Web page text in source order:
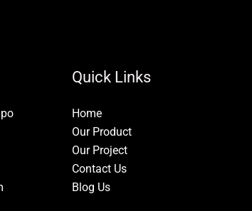
Quick Links
Home
Our Product
Our Project
Contact Us
Blog Us